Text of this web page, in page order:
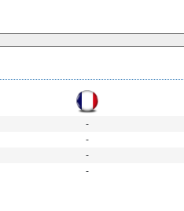
-
-
-
-